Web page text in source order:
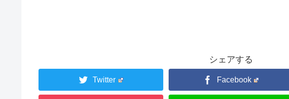
シェアする
Twitter Facebook